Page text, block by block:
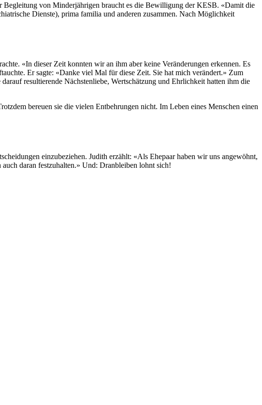
von Minderjährigen braucht es die Bewilligung der KESB. «Damit die
Dienste), prima familia und anderen zusammen. Nach Möglichkeit
«In dieser Zeit konnten wir an ihm aber keine Veränderungen erkennen. Es
Er sagte: «Danke viel Mal für diese Zeit. Sie hat mich verändert.» Zum
resultierende Nächstenliebe, Wertschätzung und Ehrlichkeit hatten ihm die
bereuen sie die vielen Entbehrungen nicht. Im Leben eines Menschen einen
einzubeziehen. Judith erzählt: «Als Ehepaar haben wir uns angewöhnt,
daran festzuhalten.» Und: Dranbleiben lohnt sich!